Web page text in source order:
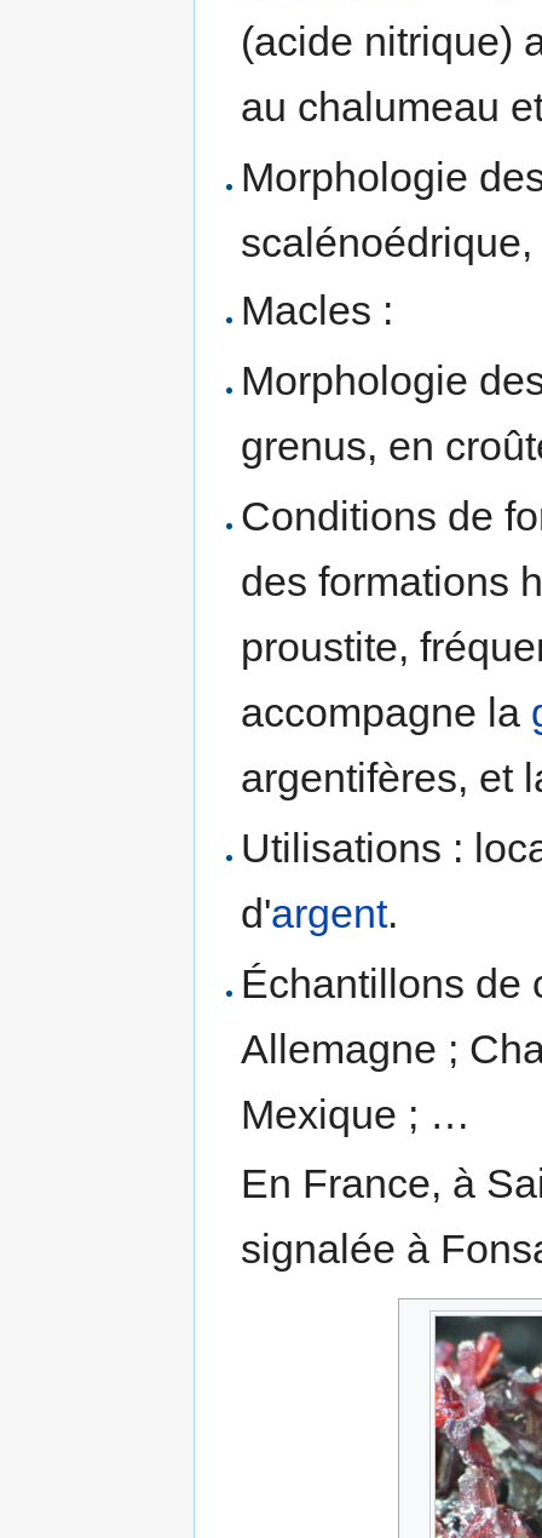
(acide nitrique)
au chalumeau
Morphologie
Macles :
Morphologie
grenus, en
Conditions de
des formations
proustite,
accompagne la
argentifères, et
Utilisations :
d'argent.
Échantillons de
Allemagne ;
Mexique ; …
En France, à
signalée à